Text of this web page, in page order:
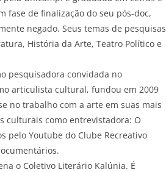
fase de finalização do seu pós-doc,
negado. Seus temas de pesquisas
História da Arte, Teatro Político e
pesquisadora convidada no
articulista cultural, fundou em 2009
no trabalho com a arte em suas mais
culturais como entrevistadora: O
pelo Youtube do Clube Recreativo
o Coletivo Literário Kalúnia. É